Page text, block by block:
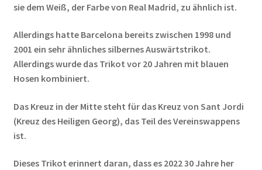
sie dem Weiß, der Farbe von Real Madrid, zu ähnlich ist.
Allerdings hatte Barcelona bereits zwischen 1998 und
2001 ein sehr ähnliches silbernes Auswärtstrikot.
Allerdings wurde das Trikot vor 20 Jahren mit blauen
Hosen kombiniert.
Das Kreuz in der Mitte steht für das Kreuz von Sant Jordi
(Kreuz des Heiligen Georg), das Teil des Vereinswappens
ist.
Dieses Trikot erinnert daran, dass es 2022 30 Jahre her